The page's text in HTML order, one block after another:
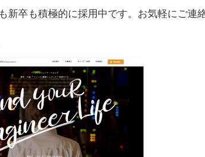
新卒も積極的に採用中です。お気軽にご連